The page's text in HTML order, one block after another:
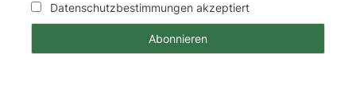
Datenschutzbestimmungen akzeptiert